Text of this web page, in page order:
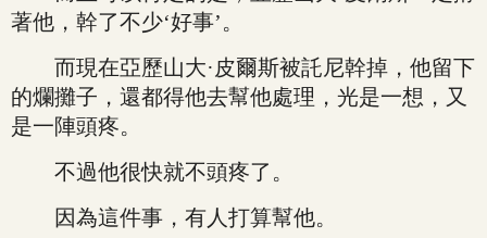
著他，幹了不少‘好事’。
而現在亞歷山大·皮爾斯被託尼幹掉，他留下
的爛攤子，還都得他去幫他處理，光是一想，又
是一陣頭疼。
不過他很快就不頭疼了。
因為這件事，有人打算幫他。